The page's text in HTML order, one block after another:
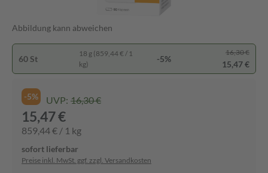
Abbildung kann abweichen
60 St
18 g (859,44 € / 1
kg)
-5%
16,30 €
15,47 €
-5% UVP: 16,30 €
15,47 €
859,44 € / 1 kg
sofort lieferbar
Preise inkl. MwSt. ggf. zzgl. Versandkosten